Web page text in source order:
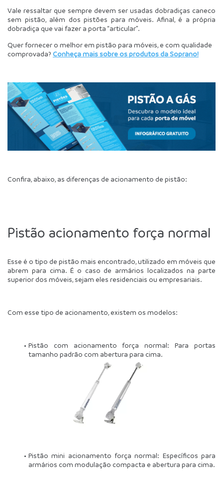
Vale ressaltar que sempre devem ser usadas dobradiças caneco
sem pistão, além dos pistões para móveis. Afinal, é a própria
dobradiça que vai fazer a porta “articular”.
Quer fornecer o melhor em pistão para móveis, e com qualidade
comprovada? Conheça mais sobre os produtos da Soprano!
Confira, abaixo, as diferenças de acionamento de pistão:
Pistão acionamento força normal
Esse é o tipo de pistão mais encontrado, utilizado em móveis que
abrem para cima. É o caso de armários localizados na parte
superior dos móveis, sejam eles residenciais ou empresariais.
Com esse tipo de acionamento, existem os modelos:
Pistão com acionamento força normal: Para portas
tamanho padrão com abertura para cima.
Pistão mini acionamento força normal: Específicos para
armários com modulação compacta e abertura para cima.